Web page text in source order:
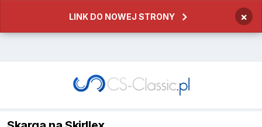
LINK DO NOWEJ STRONY ×